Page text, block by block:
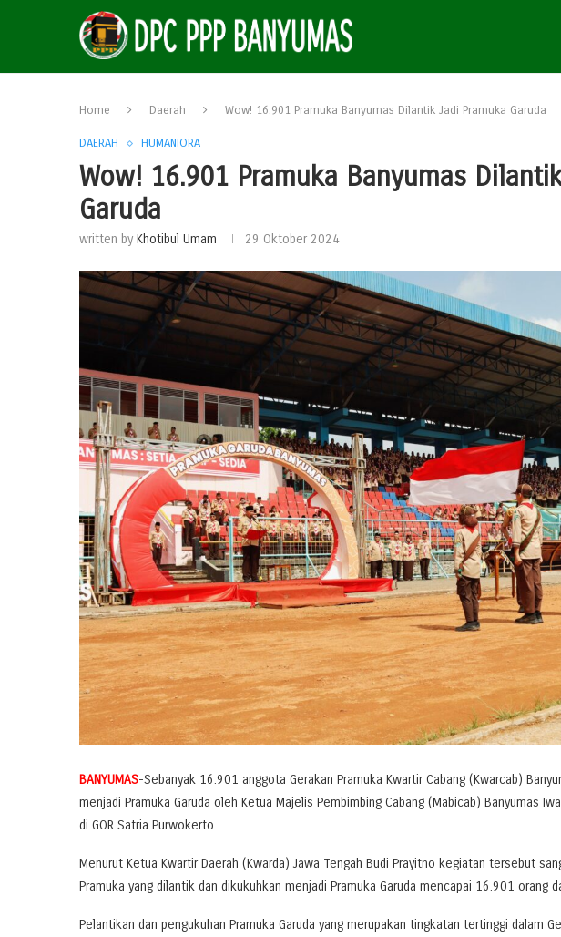
Home Daerah Wow! 16.901 Pramuka Banyumas Dilantik Jadi Pramuka Garuda
DAERAH HUMANIORA
Wow! 16.901 Pramuka Banyumas
Garuda
written by Khotibul Umam 29 Oktober 2024
BANYUMAS-Sebanyak 16.901 anggota Gerakan Pramuka Kwartir Cabang (Kwarcab)
menjadi Pramuka Garuda oleh Ketua Majelis Pembimbing Cabang (Mabicab) Banyumas
di GOR Satria Purwokerto.
Menurut Ketua Kwartir Daerah (Kwarda) Jawa Tengah Budi Prayitno kegiatan tersebut
Pramuka yang dilantik dan dikukuhkan menjadi Pramuka Garuda mencapai 16.901 orang
Pelantikan dan pengukuhan Pramuka Garuda yang merupakan tingkatan tertinggi dalam